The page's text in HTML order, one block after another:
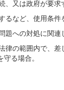
、又は政府が要求
るなど、使用条件
題への対処に関連
律の範囲内で、
る場合。